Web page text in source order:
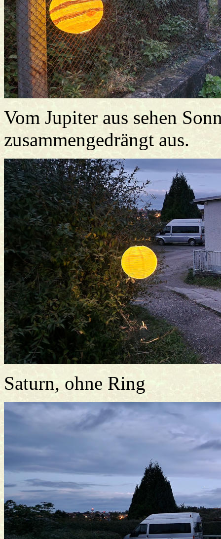
Vom Jupiter aus sehen
zusammengedrängt aus.
Saturn, ohne Ring